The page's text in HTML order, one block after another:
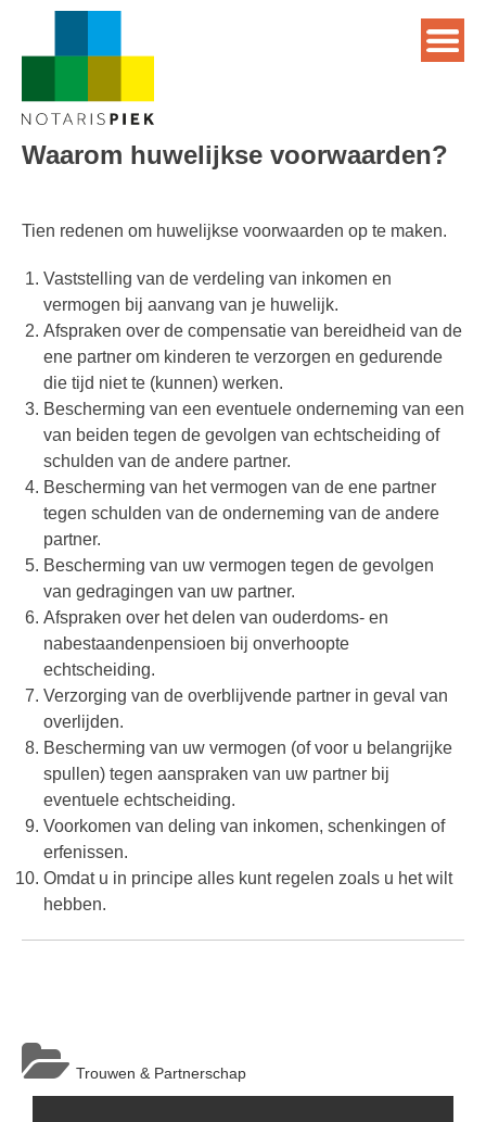
Waarom huwelijkse voorwaarden?
Tien redenen om huwelijkse voorwaarden op te maken.
Vaststelling van de verdeling van inkomen en
vermogen bij aanvang van je huwelijk.
Afspraken over de compensatie van bereidheid van de
ene partner om kinderen te verzorgen en gedurende
die tijd niet te (kunnen) werken.
Bescherming van een eventuele onderneming van een
van beiden tegen de gevolgen van echtscheiding of
schulden van de andere partner.
Bescherming van het vermogen van de ene partner
tegen schulden van de onderneming van de andere
partner.
Bescherming van uw vermogen tegen de gevolgen
van gedragingen van uw partner.
Afspraken over het delen van ouderdoms- en
nabestaandenpensioen bij onverhoopte
echtscheiding.
Verzorging van de overblijvende partner in geval van
overlijden.
Bescherming van uw vermogen (of voor u belangrijke
spullen) tegen aanspraken van uw partner bij
eventuele echtscheiding.
Voorkomen van deling van inkomen, schenkingen of
erfenissen.
Omdat u in principe alles kunt regelen zoals u het wilt
hebben.
Trouwen & Partnerschap
Berichtnavigatie